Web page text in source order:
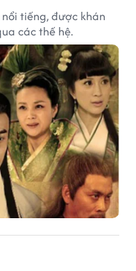
tiếng, được khán
các thế hệ.